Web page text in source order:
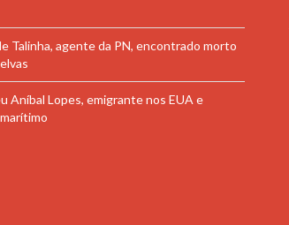
Talinha, agente da PN, encontrado morto
Aníbal Lopes, emigrante nos EUA e